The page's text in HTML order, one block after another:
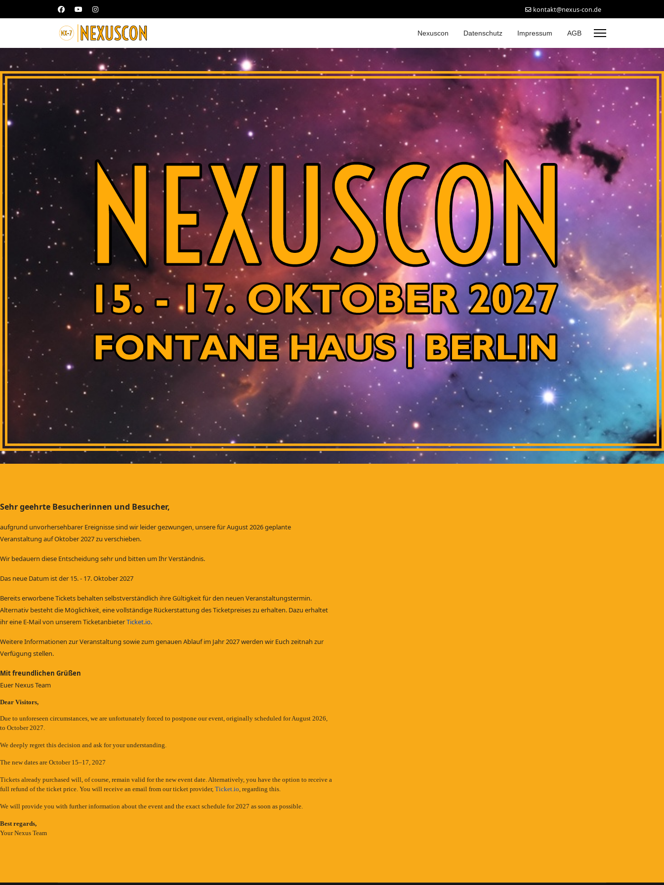
kontakt@nexus-con.de
Nexuscon Datenschutz Impressum AGB
Sehr geehrte Besucherinnen und Besucher,
aufgrund unvorhersehbarer Ereignisse sind wir leider gezwungen, unsere für August 2026 geplante
Veranstaltung auf Oktober 2027 zu verschieben.
Wir bedauern diese Entscheidung sehr und bitten um Ihr Verständnis.
Das neue Datum ist der 15. - 17. Oktober 2027
Bereits erworbene Tickets behalten selbstverständlich ihre Gültigkeit für den neuen Veranstaltungstermin.
Alternativ besteht die Möglichkeit, eine vollständige Rückerstattung des Ticketpreises zu erhalten. Dazu erhaltet
ihr eine E-Mail von unserem TicketanbieterTicket.io.
Weitere Informationen zur Veranstaltung sowie zum genauen Ablauf im Jahr 2027 werden wir Euch zeitnah zur
Verfügung stellen.
Mit freundlichen Grüßen
Euer Nexus Team
Dear Visitors,
Due to unforeseen circumstances, we are unfortunately forced to postpone our event, originally scheduled for August 2026,
to October 2027.
We deeply regret this decision and ask for your understanding.
The new dates are October 15–17, 2027
Tickets already purchased will, of course, remain valid for the new event date. Alternatively, you have the option to receive a
full refund of the ticket price. You will receive an email from our ticket provider, Ticket.io, regarding this.
We will provide you with further information about the event and the exact schedule for 2027 as soon as possible.
Best regards,
Your Nexus Team